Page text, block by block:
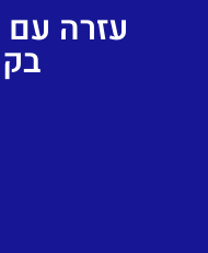
עזרה